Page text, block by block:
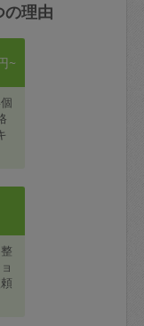
の理由
~